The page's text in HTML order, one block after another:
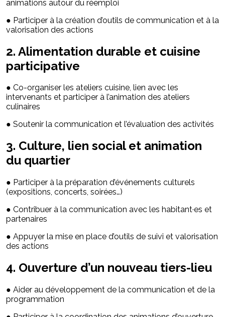
animations autour du réemploi
● Participer à la création d’outils de communication et à la
valorisation des actions
2. Alimentation durable et cuisine
participative
● Co-organiser les ateliers cuisine, lien avec les
intervenants et participer à l’animation des ateliers
culinaires
● Soutenir la communication et l’évaluation des activités
3. Culture, lien social et animation
du quartier
● Participer à la préparation d’événements culturels
(expositions, concerts, soirées…)
● Contribuer à la communication avec les habitant·es et
partenaires
● Appuyer la mise en place d’outils de suivi et valorisation
des actions
4. Ouverture d’un nouveau tiers-lieu
● Aider au développement de la communication et de la
programmation